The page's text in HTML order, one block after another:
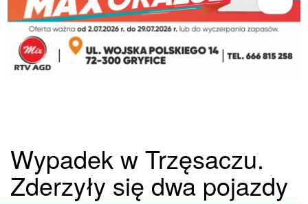
Wypadek w Trzęsaczu.
Zderzyły się dwa pojazdy